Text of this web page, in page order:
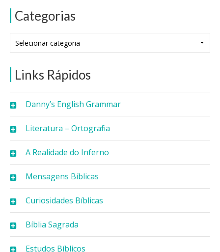
Categorias
Links Rápidos
Danny’s English Grammar
Literatura – Ortografia
A Realidade do Inferno
Mensagens Bíblicas
Curiosidades Bíblicas
Bíblia Sagrada
Estudos Bíblicos